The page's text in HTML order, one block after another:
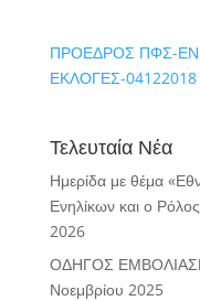
ΠΡΟΕΔΡΟΣ ΠΦΣ-
ΕΚΛΟΓΕΣ-04122018
Τελευταία Νέα
Ημερίδα με θέμα
Ενηλίκων και ο
2026
ΟΔΗΓΟΣ
Νοεμβρίου 2025